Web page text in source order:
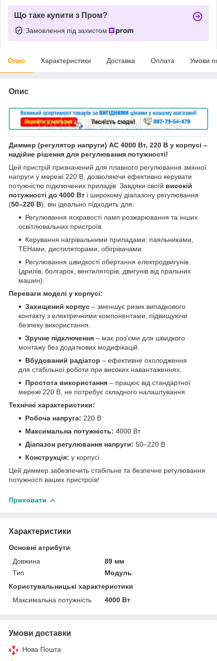
Що таке купити з Пром?
Замовлення під захистом
Опис Характеристики Доставка Оплата Умови
Опис
Диммер (регулятор напруги) AC 4000 Вт, 220 В у корпусі –
надійне рішення для регулювання потужності!
Цей пристрій призначений для плавного регулювання змінної
напруги у мережі 220 В, дозволяючи ефективно керувати
потужністю підключених приладів. Завдяки своїй високій
потужності до 4000 Вт і широкому діапазону регулювання
(50–220 В), він ідеально підходить для:
Регулювання яскравості ламп розжарювання та інших
освітлювальних пристроїв.
Керування нагрівальними приладами: паяльниками,
ТЕНами, дистиляторами, обігрівачами.
Регулювання швидкості обертання електродвигунів
(дрилів, болгарок, вентиляторів, двигунів від пральних
машин).
Переваги моделі у корпусі:
Захищений корпус – зменшує ризик випадкового
контакту з електричними компонентами, підвищуючи
безпеку використання.
Зручне підключення – має роз’єми для швидкого
монтажу без додаткових модифікацій.
Вбудований радіатор – ефективне охолодження
для стабільної роботи при високих навантаженнях.
Простота використання – працює від стандартної
мережі 220 В, не потребує складного налаштування.
Технічні характеристики:
Робоча напруга: 220 В
Максимальна потужність: 4000 Вт
Діапазон регулювання напруги: 50–220 В
Конструкція: у корпусі
Цей диммер забезпечить стабільне та безпечне регулювання
потужності ваших пристроїв!
Приховати
Характеристики
Основні атрибути
Довжина
89 мм
Тип
Модуль
Користувальницькі характеристики
Максимальна потужність
4000 Вт
Умови доставки
Нова Пошта